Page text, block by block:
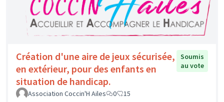
Création d'une aire de jeux sécurisée,
en extérieur, pour des enfants en
situation de handicap.
Soumis
au vote
Association Coccin'H Ailes 0 15